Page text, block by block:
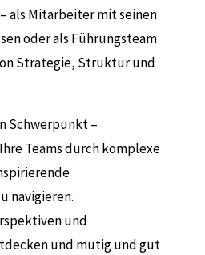
als Mitarbeiter mit seinen
oder als Führungsteam
Strategie, Struktur und
Schwerpunkt –
Teams durch komplexe
navigieren.
und
und mutig und gut